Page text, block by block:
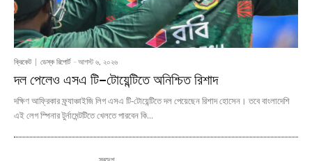
ক্রিকেট ডেস্ক রিপোর্ট - আগস্ট ৬, ২০২৬
দল পেলেও এসএ টি–টোয়েন্টিতে অনিশ্চিত রিশাদ
দক্ষিণ আফ্রিকার ফ্র্যাঞ্চাইজি লিগ এসএ টি-টোয়েন্টিতে দল পেয়েছেন রিশাদ হোসেন। তবে বাংলাদেশি
এই লেগ স্পিনার টুর্নামেন্টটিতে খেলতে পারবেন কি...